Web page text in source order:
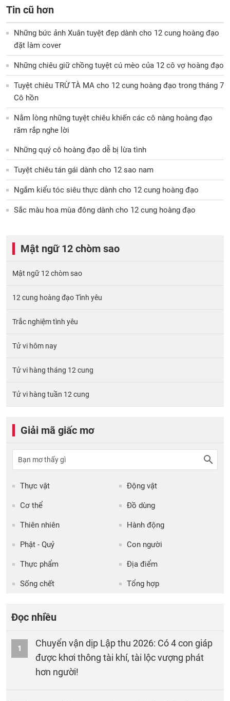
Tin cũ hơn
Những bức ảnh Xuân tuyệt đẹp dành cho 12 cung hoàng đạo
đặt làm cover
Những chiêu giữ chồng tuyệt cú mèo của 12 cô vợ hoàng đạo
Tuyệt chiêu TRỪ TÀ MA cho 12 cung hoàng đạo trong tháng 7
Cô hồn
Nằm lòng những tuyệt chiêu khiến các cô nàng hoàng đạo
răm rắp nghe lời
Những quý cô hoàng đạo dễ bị lừa tình
Tuyệt chiêu tán gái dành cho 12 sao nam
Ngắm kiểu tóc siêu thực dành cho 12 cung hoàng đạo
Sắc màu hoa mùa đông dành cho 12 cung hoàng đạo
Mật ngữ 12 chòm sao
Mật ngữ 12 chòm sao
12 cung hoàng đạo Tình yêu
Trắc nghiệm tình yêu
Tử vi hôm nay
Tử vi hàng tháng 12 cung
Tử vi hàng tuần 12 cung
Giải mã giấc mơ
Thực vật Động vật
Cơ thể Đồ dùng
Thiên nhiên Hành động
Phật - Quỷ Con người
Thực phẩm Địa điểm
Sống chết Tổng hợp
Đọc nhiều
1
Chuyển vận dịp Lập thu 2026: Có 4 con giáp
được khơi thông tài khí, tài lộc vượng phát
hơn người!